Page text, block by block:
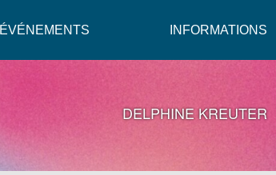
ÉVÉNEMENTS INFORMATIONS
DELPHINE KREUTER